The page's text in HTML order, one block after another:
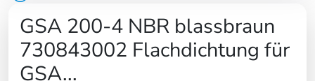
GSA 200-4 NBR blassbraun
730843002 Flachdichtung für
GSA...